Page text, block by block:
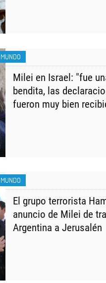
MUNDO
Milei en Israel: "fue
bendita, las
fueron muy bien
MUNDO
El grupo terrorista
anuncio de Milei de
Argentina a Jerusalén